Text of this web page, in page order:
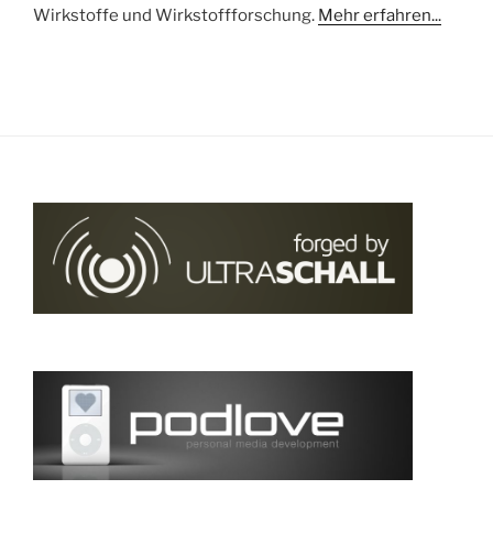
Wirkstoffe und Wirkstoffforschung. Mehr erfahren...